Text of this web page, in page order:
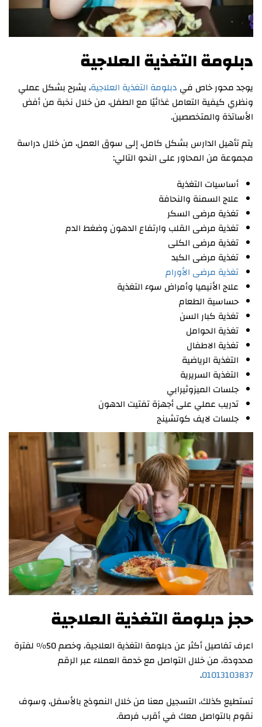
دبلومة التغذية العلاجية
يوجد محور خاص في دبلومة التغذية العلاجية، يشرح بشكل عملي
ونظري كيفية التعامل غذائيًا مع الطفل، من خلال نخبة من أفض
الأساتذة والمتخصصين.
يتم تأهيل الدارس بشكل كامل، إلى سوق العمل، من خلال دراسة
مجموعة من المحاور على النحو التالي:
أساسيات التغذية
علاج السمنة والنحافة
تغذية مرضى السكر
تغذية مرضى القلب وارتفاع الدهون وضغط الدم
تغذية مرضى الكلى
تغذية مرضى الكبد
تغذية مرضى الأورام
علاج الأنيميا وأمراض سوء التغذية
حساسية الطعام
تغذية كبار السن
تغذية الحوامل
تغذية الاطفال
التغذية الرياضية
التغذية السريرية
جلسات الميزوثيرابي
تدريب عملي على أجهزة تفتيت الدهون
جلسات لايف كوتشينج
حجز دبلومة التغذية العلاجية
اعرف تفاصيل أكثر عن دبلومة التغذية العلاجية، وخصم 50% لفترة
محدودة، من خلال التواصل مع خدمة العملاء عبر الرقم
01013103837
.
تستطيع كذلك، التسجيل معنا من خلال النموذج بالأسفل، وسوف
نقوم بالتواصل معك في أقرب فرصة.